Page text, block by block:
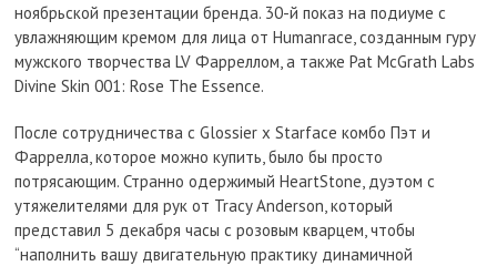
ноябрьской презентации бренда. 30-й показ на подиуме с
увлажняющим кремом для лица от Humanrace, созданным гуру
мужского творчества LV Фарреллом, а также Pat McGrath Labs
Divine Skin 001: Rose The Essence.
После сотрудничества с Glossier x Starface комбо Пэт и
Фаррелла, которое можно купить, было бы просто
потрясающим. Странно одержимый HeartStone, дуэтом с
утяжелителями для рук от Tracy Anderson, который
представил 5 декабря часы с розовым кварцем, чтобы
“наполнить вашу двигательную практику динамичной